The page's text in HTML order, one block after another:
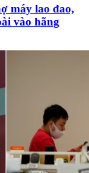
máy lao đao,
vào hãng